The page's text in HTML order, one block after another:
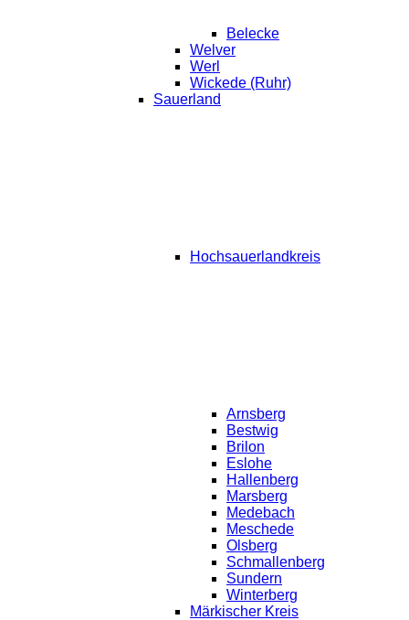
Belecke
Welver
Werl
Wickede (Ruhr)
Sauerland
Hochsauerlandkreis
Arnsberg
Bestwig
Brilon
Eslohe
Hallenberg
Marsberg
Medebach
Meschede
Olsberg
Schmallenberg
Sundern
Winterberg
Märkischer Kreis